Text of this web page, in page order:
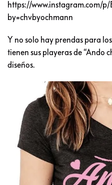
https://www.instagram.com/
by=chvbyochmann
Y no solo hay prendas para
tienen sus playeras de “Ando
diseños.